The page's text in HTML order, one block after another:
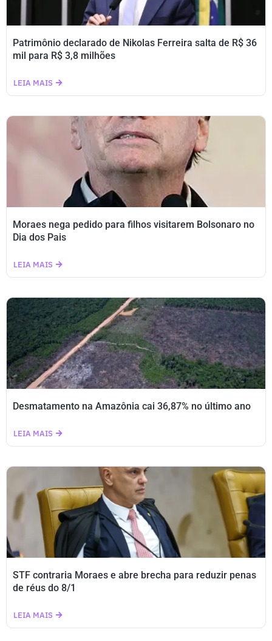
Patrimônio declarado de Nikolas Ferreira salta de R$ 36
mil para R$ 3,8 milhões
LEIA MAIS
Moraes nega pedido para filhos visitarem Bolsonaro no
Dia dos Pais
LEIA MAIS
Desmatamento na Amazônia cai 36,87% no último ano
LEIA MAIS
STF contraria Moraes e abre brecha para reduzir penas
de réus do 8/1
LEIA MAIS